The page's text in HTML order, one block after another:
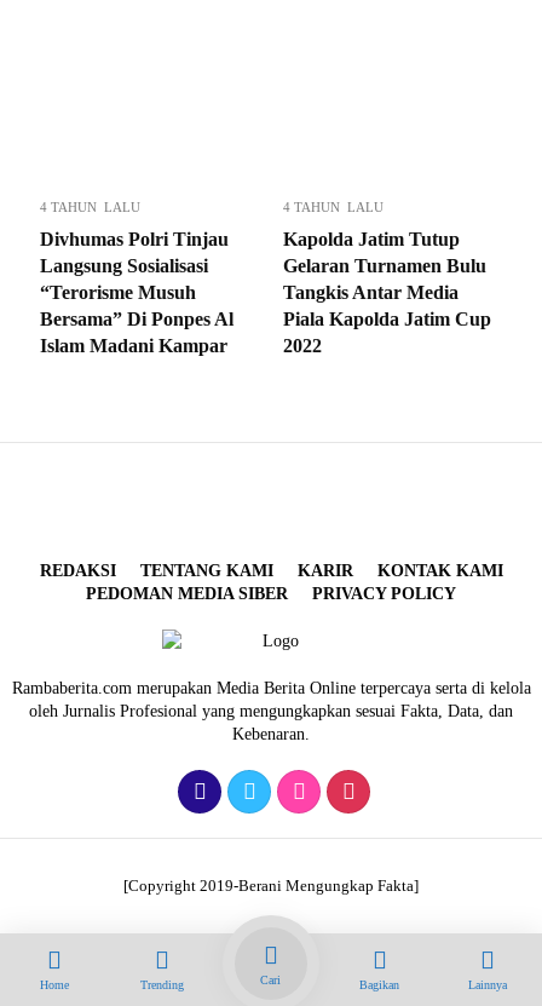
4 TAHUN LALU
Divhumas Polri Tinjau
Langsung Sosialisasi
“Terorisme Musuh
Bersama” Di Ponpes Al
Islam Madani Kampar
4 TAHUN LALU
Kapolda Jatim Tutup
Gelaran Turnamen Bulu
Tangkis Antar Media
Piala Kapolda Jatim Cup
2022
REDAKSI TENTANG KAMI KARIR
KONTAK KAMI
PEDOMAN MEDIA SIBER
PRIVACY POLICY
Rambaberita.com merupakan Media Berita Online terpercaya serta di kelola
oleh Jurnalis Profesional yang mengungkapkan sesuai Fakta, Data, dan
Kebenaran.
[Copyright 2019-Berani Mengungkap Fakta]
Home Trending Cari Bagikan Lainnya